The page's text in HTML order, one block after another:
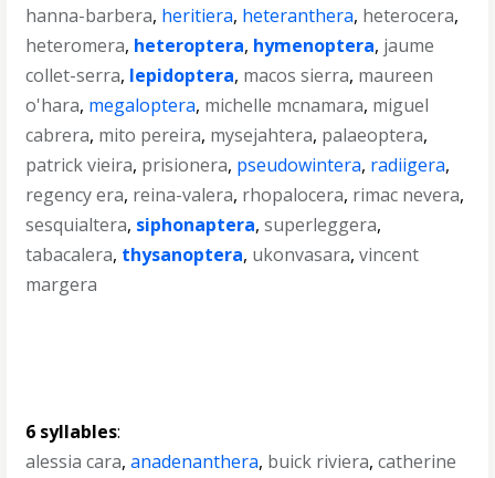
hanna-barbera, heritiera, heteranthera, heterocera,
heteromera, heteroptera, hymenoptera, jaume
collet-serra, lepidoptera, macos sierra, maureen
o'hara, megaloptera, michelle mcnamara, miguel
cabrera, mito pereira, mysejahtera, palaeoptera,
patrick vieira, prisionera, pseudowintera, radiigera,
regency era, reina-valera, rhopalocera, rimac nevera,
sesquialtera, siphonaptera,superleggera,
tabacalera, thysanoptera, ukonvasara,vincent
margera
6 syllables:
alessia cara,anadenanthera, buick riviera,catherine